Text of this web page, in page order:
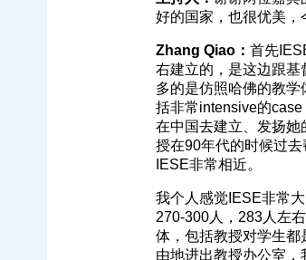
好的国家，也很优美，
Zhang Qiao： 首先
右建立的，是这边跟
多的是仿照哈佛的教
括非常intensive的
在中国去建立、发扬
授在90年代的时候过
IESE非常相近。
我个人感觉IESE非常
270-300人，283人左
体，包括教授对学生都
由地进出教授办公室，